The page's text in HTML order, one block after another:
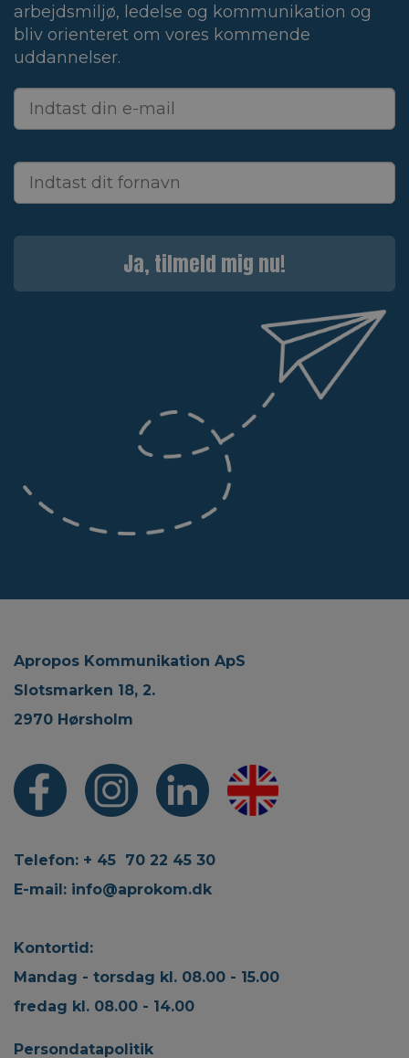
arbejdsmiljø, ledelse og kommunikation og
bliv orienteret om vores kommende
uddannelser.
Ja, tilmeld mig nu!
Apropos Kommunikation ApS
Slotsmarken 18, 2.
2970 Hørsholm
Telefon: + 45 70 22 45 30
E-mail: info@aprokom.dk
Kontortid:
Mandag - torsdag kl. 08.00 - 15.00
fredag kl. 08.00 - 14.00
Persondatapolitik